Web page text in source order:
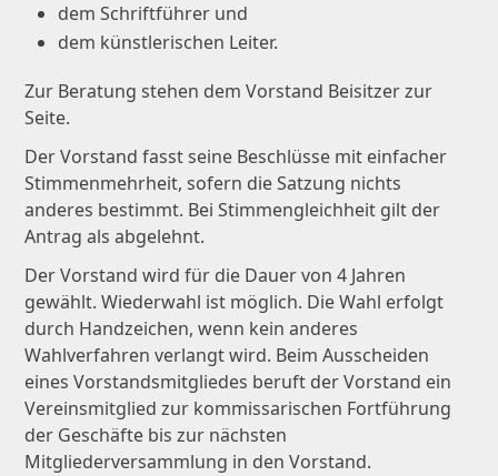
dem Schriftführer und
dem künstlerischen Leiter.
Zur Beratung stehen dem Vorstand Beisitzer zur
Seite.
Der Vorstand fasst seine Beschlüsse mit einfacher
Stimmenmehrheit, sofern die Satzung nichts
anderes bestimmt. Bei Stimmengleichheit gilt der
Antrag als abgelehnt.
Der Vorstand wird für die Dauer von 4 Jahren
gewählt. Wiederwahl ist möglich. Die Wahl erfolgt
durch Handzeichen, wenn kein anderes
Wahlverfahren verlangt wird. Beim Ausscheiden
eines Vorstandsmitgliedes beruft der Vorstand ein
Vereinsmitglied zur kommissarischen Fortführung
der Geschäfte bis zur nächsten
Mitgliederversammlung in den Vorstand.